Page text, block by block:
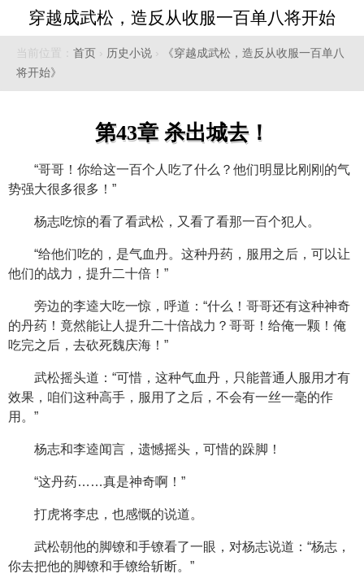
穿越成武松，造反从收服一百单八将开始
当前位置： 首页 › 历史小说 ›
《穿越成武松，造反从收服一百单八
将开始》
第43章 杀出城去！
“哥哥！你给这一百个人吃了什么？他们明显比刚刚的气
势强大很多很多！”
杨志吃惊的看了看武松，又看了看那一百个犯人。
“给他们吃的，是气血丹。这种丹药，服用之后，可以让
他们的战力，提升二十倍！”
旁边的李逵大吃一惊，呼道：“什么！哥哥还有这种神奇
的丹药！竟然能让人提升二十倍战力？哥哥！给俺一颗！俺
吃完之后，去砍死魏庆海！”
武松摇头道：“可惜，这种气血丹，只能普通人服用才有
效果，咱们这种高手，服用了之后，不会有一丝一毫的作
用。”
杨志和李逵闻言，遗憾摇头，可惜的跺脚！
“这丹药……真是神奇啊！”
打虎将李忠，也感慨的说道。
武松朝他的脚镣和手镣看了一眼，对杨志说道：“杨志，
你去把他的脚镣和手镣给斩断。”